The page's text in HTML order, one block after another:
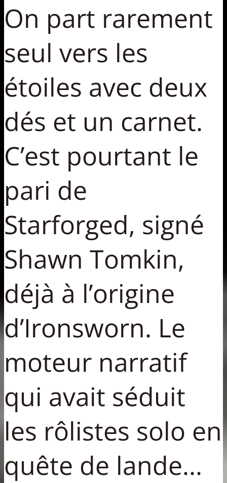
On part rarement
seul vers les
étoiles avec deux
dés et un carnet.
C’est pourtant le
pari de
Starforged, signé
Shawn Tomkin,
déjà à l’origine
d’Ironsworn. Le
moteur narratif
qui avait séduit
les rôlistes solo en
quête de lande...